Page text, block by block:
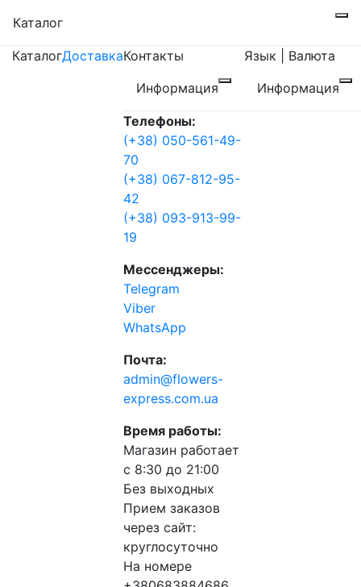
Каталог
КаталогДоставкаКонтакты
Информация
Телефоны:
(+38) 050-561-49-
70
(+38) 067-812-95-
42
(+38) 093-913-99-
19
Мессенджеры:
Telegram
Viber
WhatsApp
Почта:
admin@flowers-
express.com.ua
Время работы:
Магазин работает
с 8:30 до 21:00
Без выходных
Прием заказов
через сайт:
круглосуточно
На номере
Язык | Валюта
Информация